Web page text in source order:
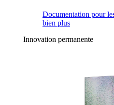
Documentation pour
bien plus
Innovation permanente